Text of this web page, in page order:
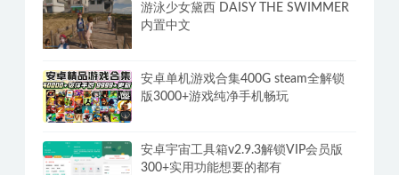
游泳少女黛西 DAISY THE SWIMMER
内置中文
安卓单机游戏合集400G steam全解锁
版3000+游戏纯净手机畅玩
安卓宇宙工具箱v2.9.3解锁VIP会员版
300+实用功能想要的都有